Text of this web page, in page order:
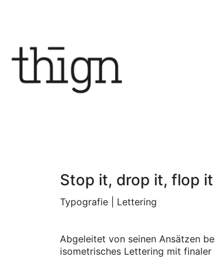
Stop it, drop it, flop it
Typografie | Lettering
Abgeleitet von seinen Ansätzen
isometrisches Lettering mit finaler